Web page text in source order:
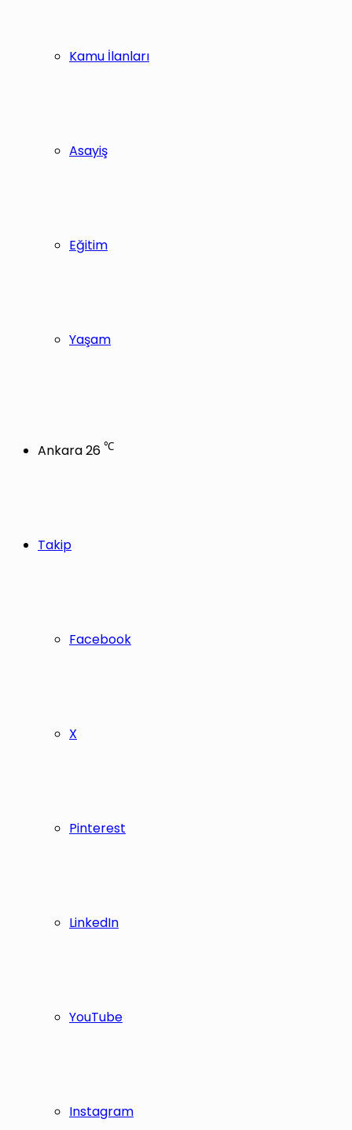
Kamu İlanları
Asayiş
Eğitim
Yaşam
Ankara26 ℃
Takip
Facebook
X
Pinterest
LinkedIn
YouTube
Instagram